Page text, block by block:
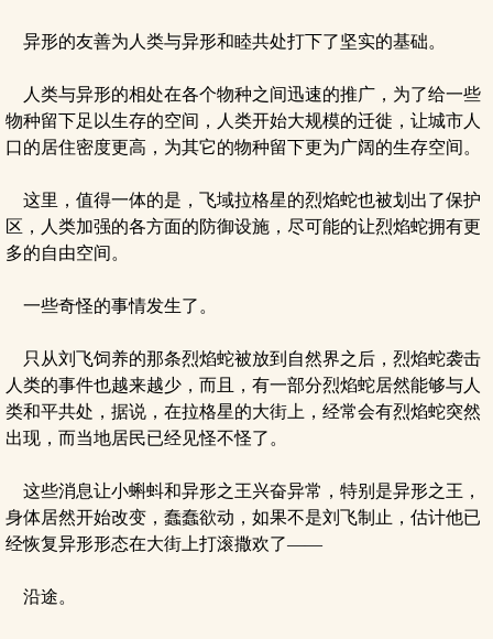
异形的友善为人类与异形和睦共处打下了坚实的基础。
人类与异形的相处在各个物种之间迅速的推广，为了给一些
物种留下足以生存的空间，人类开始大规模的迁徙，让城市人
口的居住密度更高，为其它的物种留下更为广阔的生存空间。
这里，值得一体的是，飞域拉格星的烈焰蛇也被划出了保护
区，人类加强的各方面的防御设施，尽可能的让烈焰蛇拥有更
多的自由空间。
一些奇怪的事情发生了。
只从刘飞饲养的那条烈焰蛇被放到自然界之后，烈焰蛇袭击
人类的事件也越来越少，而且，有一部分烈焰蛇居然能够与人
类和平共处，据说，在拉格星的大街上，经常会有烈焰蛇突然
出现，而当地居民已经见怪不怪了。
这些消息让小蝌蚪和异形之王兴奋异常，特别是异形之王，
身体居然开始改变，蠢蠢欲动，如果不是刘飞制止，估计他已
经恢复异形形态在大街上打滚撒欢了——
沿途。